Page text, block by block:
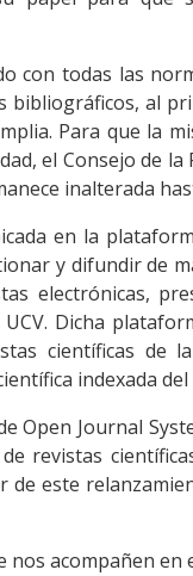
con todas las
al
Para que la
el Consejo de la
inalterada
en la
y difundir de
electrónicas,
Dicha
científicas de
indexada del
Open Journal
revistas
de este
acompañen en